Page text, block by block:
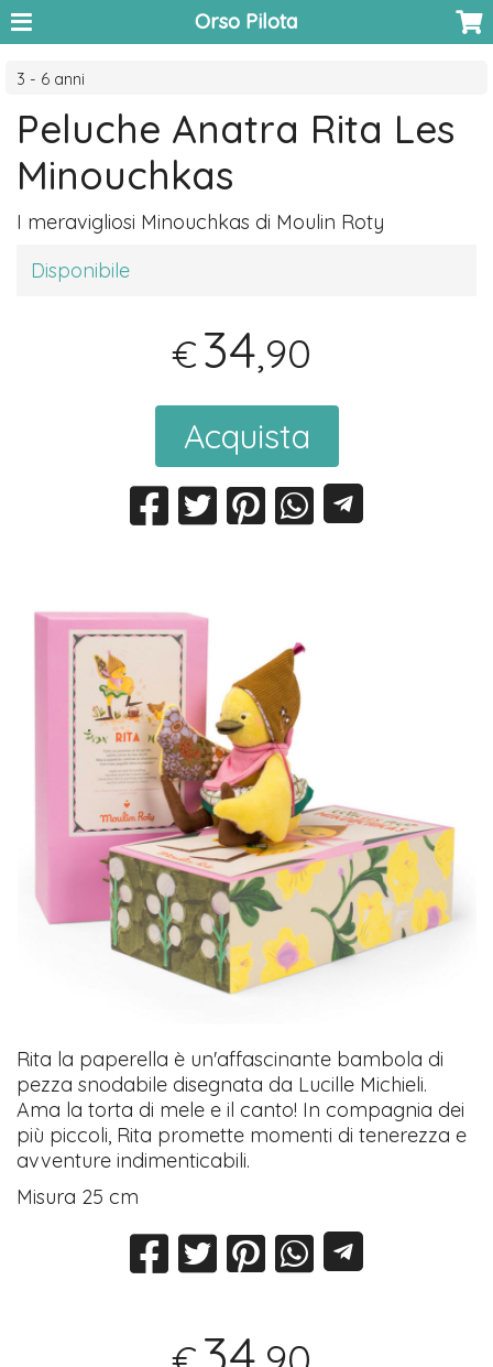
Orso Pilota
3 - 6 anni
Peluche Anatra Rita Les
Minouchkas
I meravigliosi Minouchkas di Moulin Roty
Disponibile
€34,90
Acquista
Rita la paperella è un'affascinante bambola di
pezza snodabile disegnata da Lucille Michieli.
Ama la torta di mele e il canto! In compagnia dei
più piccoli, Rita promette momenti di tenerezza e
avventure indimenticabili.
Misura 25 cm